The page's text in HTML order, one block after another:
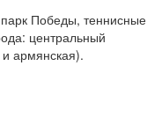
Победы, теннисные
центральный
армянская).